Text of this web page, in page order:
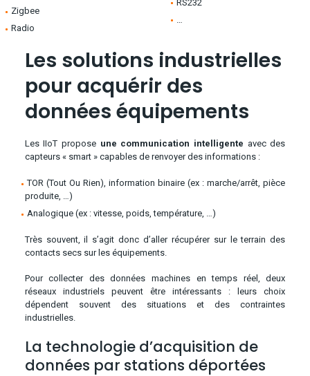
Zigbee
Radio
RS232
Les solutions industrielles
pour acquérir des
données équipements
Les IIoT propose une communication intelligente avec des
capteurs « smart » capables de renvoyer des informations :
TOR (Tout Ou Rien), information binaire (ex : marche/arrêt, pièce
produite, …)
Analogique (ex : vitesse, poids, température, …)
Très souvent, il s’agit donc d’aller récupérer sur le terrain des
contacts secs sur les équipements.
Pour collecter des données machines en temps réel, deux
réseaux industriels peuvent être intéressants : leurs choix
dépendent souvent des situations et des contraintes
industrielles.
La technologie d’acquisition de
données par stations déportées